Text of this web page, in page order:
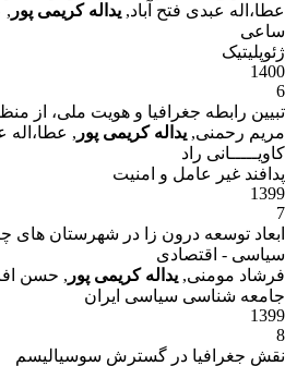
عطا،اله عبدی فتح آباد, یداله کریمی پور ,
ساعی
ژئوپلیتیک
1400
6
تبیین رابطه جغرافیا و هویت ملی، از
مریم رحمنی, یداله کریمی پور , عطا،اله
کاویـــــانی راد
پدافند غیر عامل و امنیت
1399
7
ابعاد توسعه درون زا در شهرستان های
سیاسی - اقتصادی
فرشاد مومنی, یداله کریمی پور , حسن
جامعه شناسی سیاسی ایران
1399
8
نقش جغرافیا در گسترش سوسیالیسم